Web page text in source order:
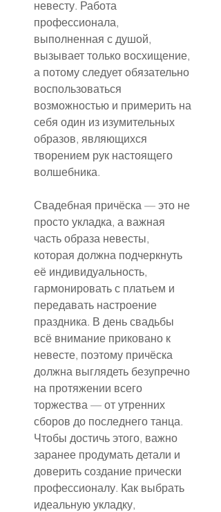
невесту. Работа
профессионала,
выполненная с душой,
вызывает только восхищение,
а потому следует обязательно
воспользоваться
возможностью и примерить на
себя один из изумительных
образов, являющихся
творением рук настоящего
волшебника.
Свадебная причёска — это не
просто укладка, а важная
часть образа невесты,
которая должна подчеркнуть
её индивидуальность,
гармонировать с платьем и
передавать настроение
праздника. В день свадьбы
всё внимание приковано к
невесте, поэтому причёска
должна выглядеть безупречно
на протяжении всего
торжества — от утренних
сборов до последнего танца.
Чтобы достичь этого, важно
заранее продумать детали и
доверить создание прически
профессионалу. Как выбрать
идеальную укладку,